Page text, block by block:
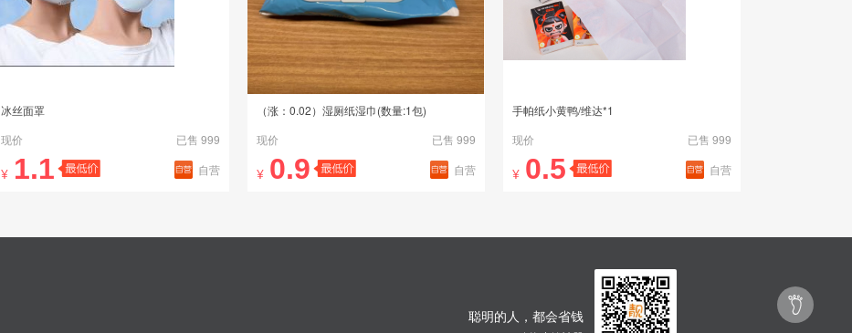
冰丝面罩
现价
已售 999
¥ 1.1 自营
（涨：0.02）湿厕纸湿巾(数量:1包)
现价
已售 999
¥ 0.9 自营
手帕纸小黄鸭/维达*1
现价
已售 999
¥ 0.5 自营
聪明的人，都会省钱 